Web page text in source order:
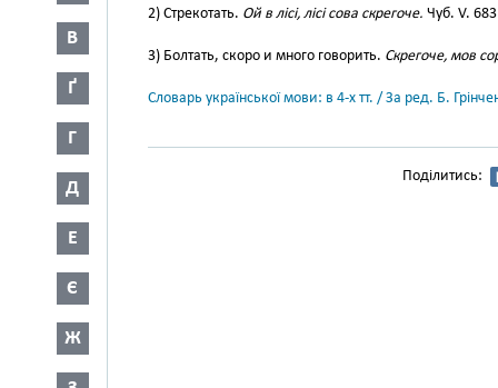
В
Ґ
Г
Д
Е
Є
Ж
2) Стрекотать. Ой в лісі, лісі сова скрегоче. Чуб. V.
3) Болтать, скоро и много говорить. Скрегоче, мов
Словарь української мови: в 4-х тт. / За ред. Б.
Поділитись: